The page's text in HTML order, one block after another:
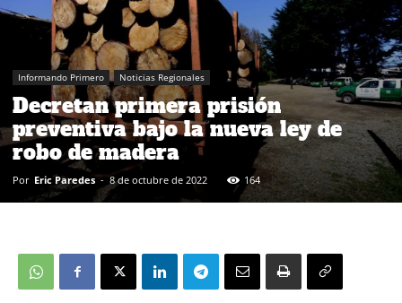
Informando Primero Noticias Regionales
Decretan primera prisión
preventiva bajo la nueva ley de
robo de madera
Por Eric Paredes - 8 de octubre de 2022 164